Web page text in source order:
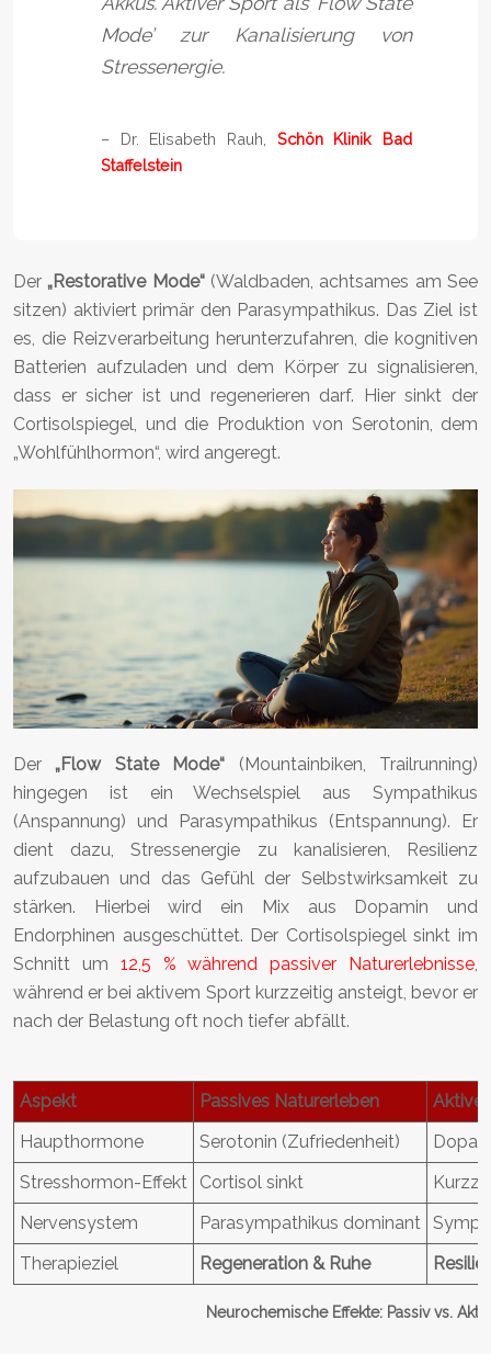
Mode’ zur Kanalisierung von
Stressenergie.
– Dr. Elisabeth Rauh, Schön Klinik Bad
Staffelstein
Der „Restorative Mode“(Waldbaden, achtsames am See
sitzen) aktiviert primär den Parasympathikus. Das Ziel ist
es, die Reizverarbeitung herunterzufahren, die kognitiven
Batterien aufzuladen und dem Körper zu signalisieren,
dass er sicher ist und regenerieren darf. Hier sinkt der
Cortisolspiegel, und die Produktion von Serotonin, dem
„Wohlfühlhormon“, wird angeregt.
Der „Flow State Mode“ (Mountainbiken, Trailrunning)
hingegen ist ein Wechselspiel aus Sympathikus
(Anspannung) und Parasympathikus (Entspannung). Er
dient dazu, Stressenergie zu kanalisieren, Resilienz
aufzubauen und das Gefühl der Selbstwirksamkeit zu
stärken. Hierbei wird ein Mix aus Dopamin und
Endorphinen ausgeschüttet. Der Cortisolspiegel sinkt im
Schnitt um 12,5 % während passiver Naturerlebnisse
während er bei aktivem Sport kurzzeitig ansteigt, bevor er
nach der Belastung oft noch tiefer abfällt.
Neurochemische Effekte: Passiv vs.
Aspekt Passives Naturerleben
Aktive
Haupthormone
Serotonin (Zufriedenheit)
Stresshormon-Effekt
Cortisol sinkt
Nervensystem
Parasympathikus dominant
Therapieziel
Regeneration & Ruhe